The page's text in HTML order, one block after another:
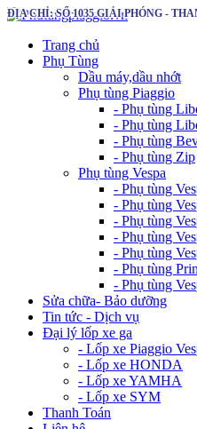
ĐỊA CHỈ: SỐ 1035 GIẢI PHÓNG -
Trang chủ
Phụ Tùng
Dầu máy,dầu nhớt
Phụ tùng Piaggio
- Phụ tùng
- Phụ tùng
- Phụ tùng
- Phụ tùng Zip
Phụ tùng Vespa
- Phụ tùng
- Phụ tùng
- Phụ tùng
- Phụ tùng
- Phụ tùng
- Phụ tùng
- Phụ tùng
Sửa chữa- Bảo dưỡng
Tin tức - Dịch vụ
Đại lý lốp xe ga
- Lốp xe Piaggio
- Lốp xe HONDA
- Lốp xe YAMHA
- Lốp xe SYM
Thanh Toán